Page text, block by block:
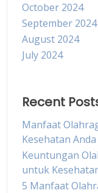
October 2024
September 2024
August 2024
July 2024
Recent
Manfaat
Kesehatan Anda
Keuntungan
untuk
5 Manfaat